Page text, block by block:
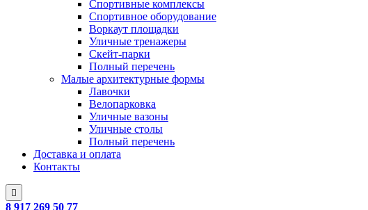
Спортивные комплексы
Спортивное оборудование
Воркаут площадки
Уличные тренажеры
Скейт-парки
Полный перечень
Малые архитектурные формы
Лавочки
Велопарковка
Уличные вазоны
Уличные столы
Полный перечень
Доставка и оплата
Контакты
8 917 269 50 77